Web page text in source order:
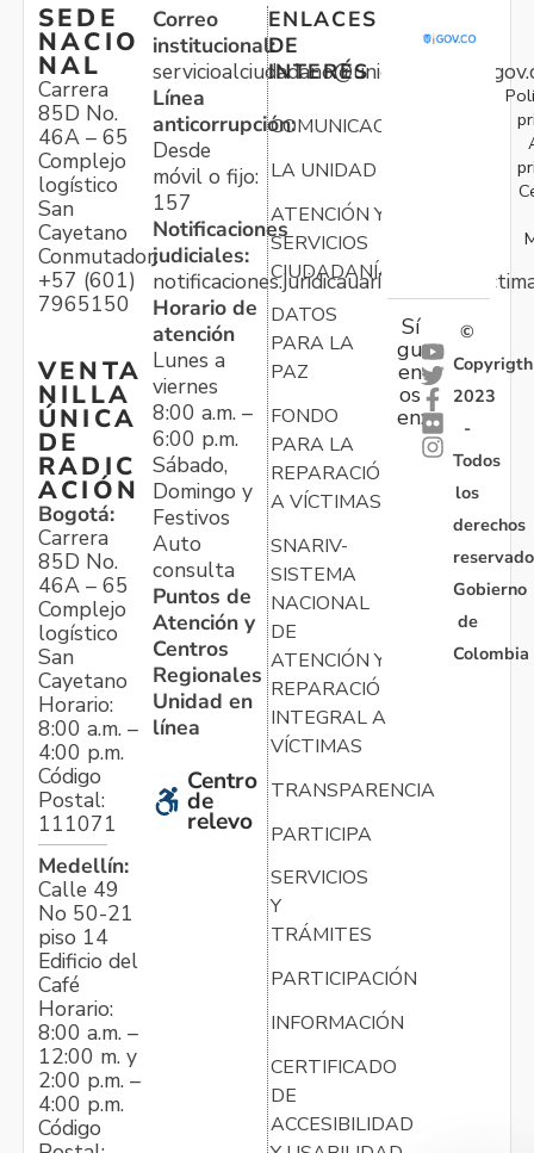
SEDE
NACIO
NAL
Carrera
85D No.
46A – 65
Complejo
logístico
San
Cayetano
Conmutador:
+57 (601)
7965150
VENTA
NILLA
ÚNICA
DE
RADIC
ACIÓN
Bogotá:
Carrera
85D No.
46A – 65
Complejo
logístico
San
Cayetano
Horario:
8:00 a.m. –
4:00 p.m.
Código
Postal:
111071
Medellín:
Calle 49
No 50-21
piso 14
Edificio del
Café
Horario:
8:00 a.m. –
12:00 m. y
2:00 p.m. –
4:00 p.m.
Código
Correo
institucional:
Línea
anticorrupción:
Desde
móvil o fijo:
157
Notificaciones
judiciales:
Horario de
atención
Lunes a
viernes
8:00 a.m. –
6:00 p.m.
Sábado,
Domingo y
Festivos
Auto
consulta
Puntos de
Atención y
Centros
Regionales
Unidad en
línea
Centro
de
relevo
ENLACES
DE
INTERÉS
COMUNICACIONES
LA UNIDAD
ATENCIÓN Y
SERVICIOS
CIUDADANÍA
DATOS
PARA LA
PAZ
FONDO
PARA LA
REPARACIÓN
A VÍCTIMAS
SNARIV-
SISTEMA
NACIONAL
DE
ATENCIÓN Y
REPARACIÓN
INTEGRAL A
VÍCTIMAS
TRANSPARENCIA
PARTICIPA
SERVICIOS
Y
TRÁMITES
PARTICIPACIÓN
INFORMACIÓN
CERTIFICADO
DE
ACCESIBILIDAD
Sí
gu
en
os
en:
©
Copyrigth
2023
-
Todos
los
derechos
Gobierno
de
Colombia